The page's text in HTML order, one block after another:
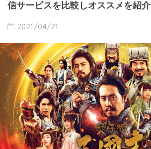
信サービスを比較しオススメを紹介
2021/04/21